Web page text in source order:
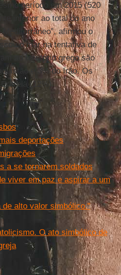
período em 2015 (520
inferior ao total do ano
afirmou o
o mar na tentativa de
ao território grego são
e 3% do Irão. Os
(12%).
deportações
a se tornarem soldados
viver em paz e aspirar a um
alto valor simbólico."
O ato simbólico de